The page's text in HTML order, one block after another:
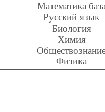
Математика
Русский язык
Биология
Химия
Физика